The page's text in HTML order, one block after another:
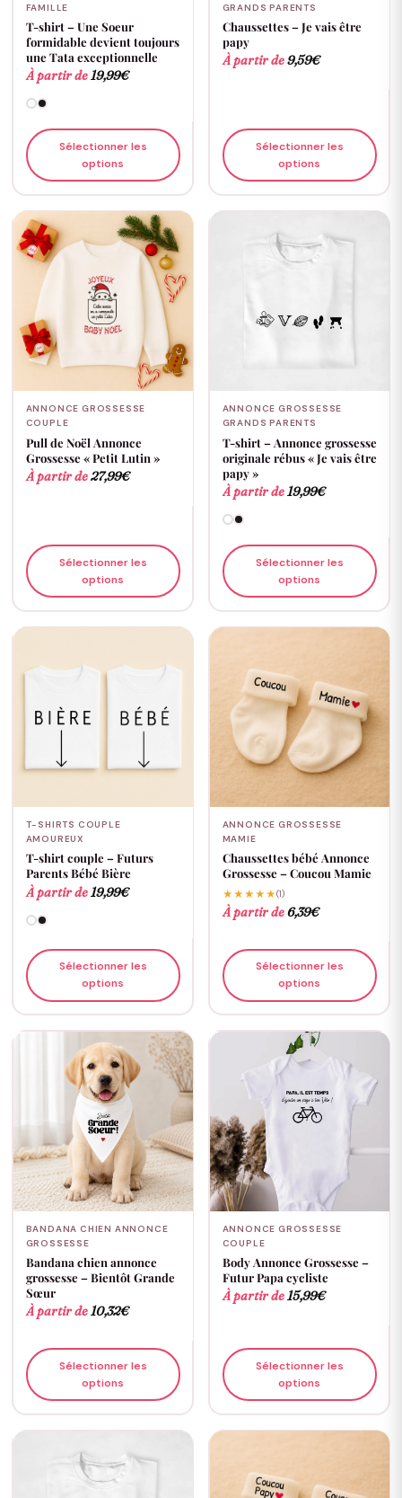
FAMILLE
T-shirt – Une Soeur
formidable devient toujours
une Tata exceptionnelle
À partir de19,99€
Sélectionner les
options
GRANDS PARENTS
Chaussettes – Je vais être
papy
À partir de9,59€
Sélectionner les
options
ANNONCE GROSSESSE
COUPLE
Pull de Noël Annonce
Grossesse « Petit Lutin »
À partir de27,99€
Sélectionner les
options
ANNONCE GROSSESSE
GRANDS PARENTS
T-shirt – Annonce grossesse
originale rébus « Je vais être
papy »
À partir de19,99€
Sélectionner les
options
T-SHIRTS COUPLE
AMOUREUX
T-shirt couple – Futurs
Parents Bébé Bière
À partir de19,99€
Sélectionner les
options
ANNONCE GROSSESSE
MAMIE
Chaussettes bébé Annonce
Grossesse – Coucou Mamie
★★★★★(1)
À partir de6,39€
Sélectionner les
options
BANDANA CHIEN ANNONCE
GROSSESSE
Bandana chien annonce
grossesse – Bientôt Grande
Sœur
À partir de10,32€
Sélectionner les
options
ANNONCE GROSSESSE
COUPLE
Body Annonce Grossesse –
Futur Papa cycliste
À partir de15,99€
Sélectionner les
options